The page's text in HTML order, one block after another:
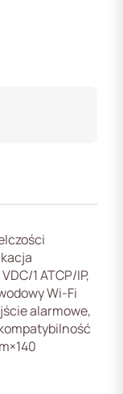
1 ATCP/IP,
Wi-Fi
alarmowe,